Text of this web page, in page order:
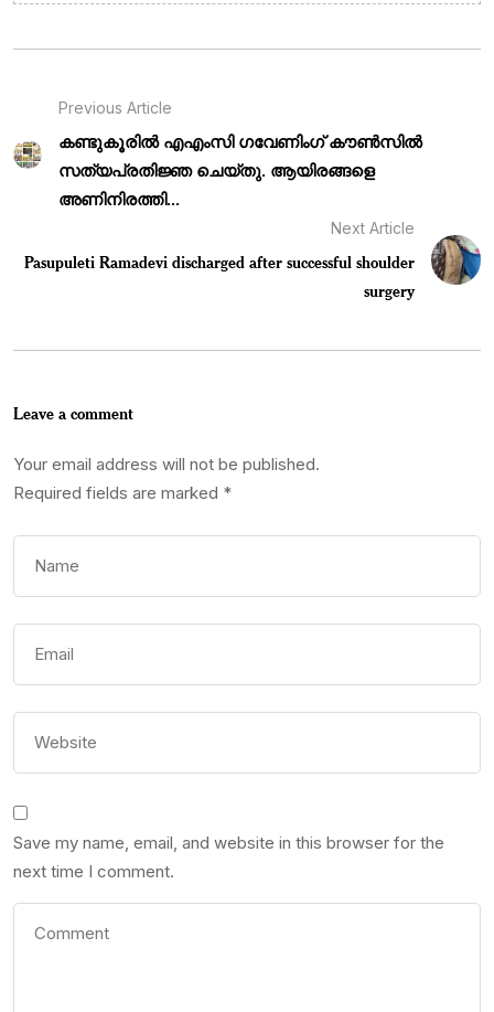
Previous Article
കണ്ടുകൂരിൽ എഎംസി ഗവേണിംഗ് കൗൺസിൽ
സത്യപ്രതിജ്ഞ ചെയ്തു. ആയിരങ്ങളെ
അണിനിരത്തി...
Next Article
Pasupuleti Ramadevi discharged after successful shoulder
surgery
Leave a comment
Your email address will not be published.
Required fields are marked *
Save my name, email, and website in this browser for the
next time I comment.